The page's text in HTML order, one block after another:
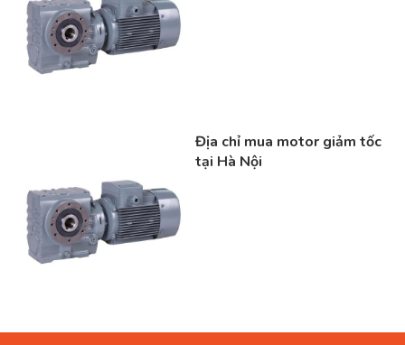
Phân loại motor giảm tốc
Điện áp
Chức năng:
Động cơ giảm tốc có 4 kiểu tải: Tải nặng, tải trung, tải nhẹ, tải
mini
Động cơ giảm tốc có 2 kiểu hướng trục: Trục vuông góc và trục
lần =2 cấp, 3 lần = 3 cấp, càng nhiều lần tốc độ càng chậm đi
Địa chỉ mua motor giảm tốc
tại Hà Nội